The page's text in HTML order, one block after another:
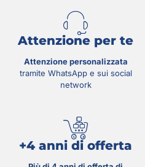
Attenzione per te
Attenzione personalizzata
tramite WhatsApp e sui social
network
+4 anni di offerta